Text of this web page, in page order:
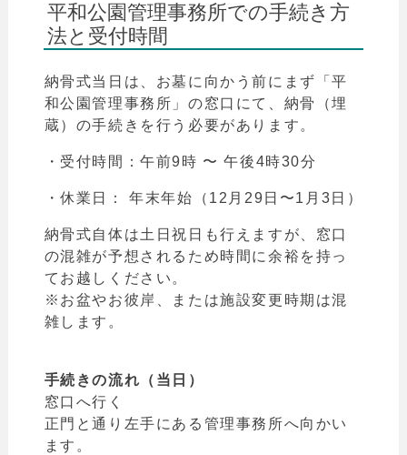
平和公園管理事務所での手続き方
法と受付時間
納骨式当日は、お墓に向かう前にまず「平
和公園管理事務所」の窓口にて、納骨（埋
蔵）の手続きを行う必要があります。
・受付時間：午前9時 〜 午後4時30分
・休業日： 年末年始（12月29日〜1月3日）
納骨式自体は土日祝日も行えますが、窓口
の混雑が予想されるため時間に余裕を持っ
てお越しください。
※お盆やお彼岸、または施設変更時期は混
雑します。
手続きの流れ（当日）
窓口へ行く
正門と通り左手にある管理事務所へ向かい
ます。